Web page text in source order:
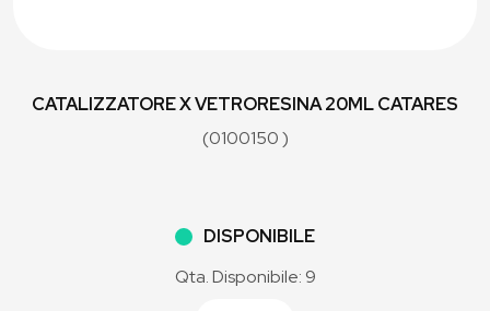
CATALIZZATORE X VETRORESINA 20ML CATARES
(0100150 )
DISPONIBILE
Qta. Disponibile: 9